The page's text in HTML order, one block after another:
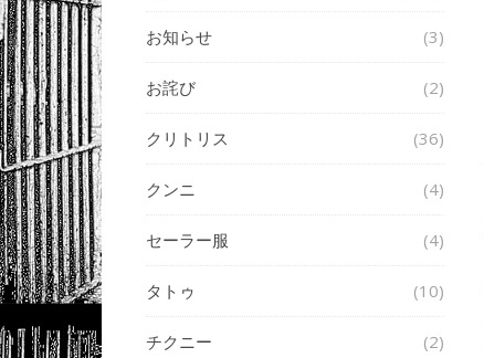
お知らせ (3)
お詫び (2)
クリトリス (36)
クンニ (4)
セーラー服 (4)
タトゥ (10)
チクニー (2)